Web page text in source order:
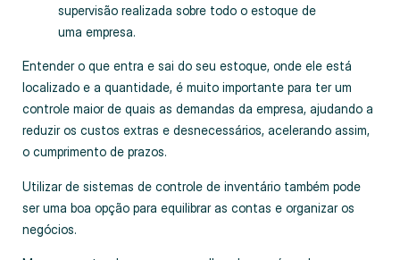
supervisão realizada sobre todo o estoque de
uma empresa.
Entender o que entra e sai do seu estoque, onde ele está
localizado e a quantidade, é muito importante para ter um
controle maior de quais as demandas da empresa, ajudando a
reduzir os custos extras e desnecessários, acelerando assim,
o cumprimento de prazos.
Utilizar de sistemas de controle de inventário também pode
ser uma boa opção para equilibrar as contas e organizar os
negócios.